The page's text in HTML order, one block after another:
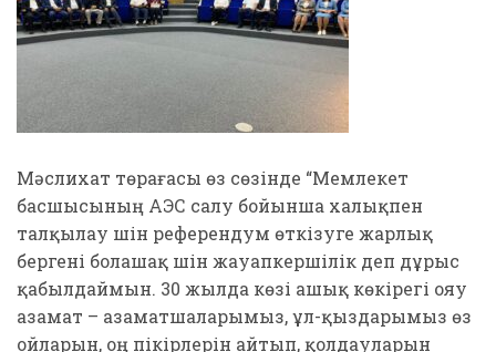
Мәслихат төрағасы өз сөзінде “Мемлекет
басшысының АЭС салу бойынша халықпен
талқылау үшін референдум өткізуге жарлық
бергені болашақ үшін жауапкершілік деп дұрыс
қабылдаймын. 30 жылда көзі ашық көкірегі ояу
азамат – азаматшаларымыз, ұл-қыздарымыз өз
ойларын, оң пікірлерін айтып, қолдауларын